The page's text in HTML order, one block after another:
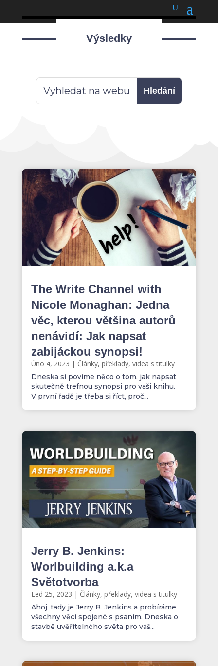
Výsledky
The Write Channel with
Nicole Monaghan: Jedna
věc, kterou většina autorů
nenávidí: Jak napsat
zabijáckou synopsi!
Úno 4, 2023 | Články, překlady, videa s titulky
Dneska si povíme něco o tom, jak napsat
skutečně trefnou synopsi pro vaši knihu.
V první řadě je třeba si říct, proč...
Jerry B. Jenkins:
Worlbuilding a.k.a
Světotvorba
Led 25, 2023 | Články, překlady, videa s titulky
Ahoj, tady je Jerry B. Jenkins a probíráme
všechny věci spojené s psaním. Dneska o
stavbě uvěřitelného světa pro váš...